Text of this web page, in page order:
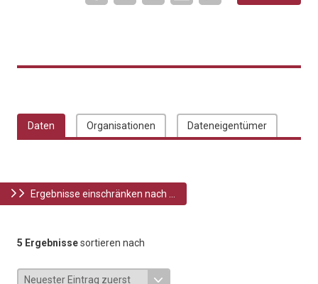
Daten Organisationen Dateneigentümer
Ergebnisse einschränken nach ...
5 Ergebnissesortieren nach